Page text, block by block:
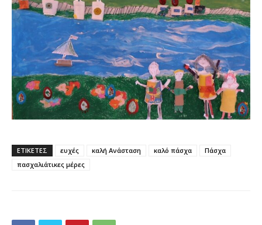
ΕΤΙΚΕΤΕΣ ευχές καλή Ανάσταση καλό πάσχα
Πάσχα
πασχαλιάτικες μέρες